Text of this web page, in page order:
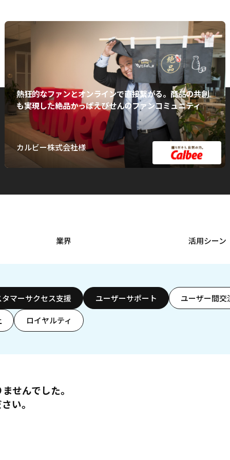
熱狂的なファンとオンラインで直接繋がる。商品の共創
も実現した絶品かっぱえびせんのファンコミュニティ
カルビー株式会社様
業界 活用シーン
マーサクセス支援 ユーザーサポート ユーザー間交
ロイヤルティ
せんでした。
い。